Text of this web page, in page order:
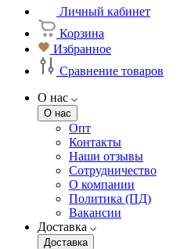
Личный кабинет
Корзина
Избранное
Сравнение товаров
О нас
О нас
Опт
Контакты
Наши отзывы
Сотрудничество
О компании
Политика (ПД)
Вакансии
Доставка
Доставка